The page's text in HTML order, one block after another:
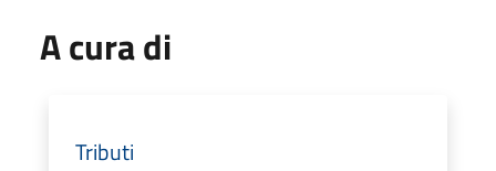
A cura di
Tributi